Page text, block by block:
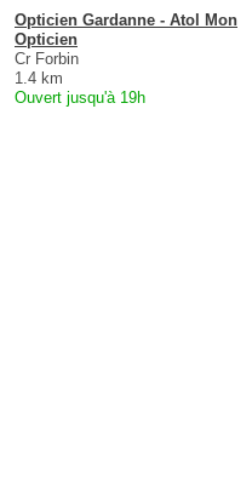
Opticien Gardanne - Atol Mon
Opticien
Cr Forbin
1.4 km
Ouvert jusqu'à 19h